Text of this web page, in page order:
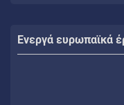
Ενεργά ευρωπαϊκά